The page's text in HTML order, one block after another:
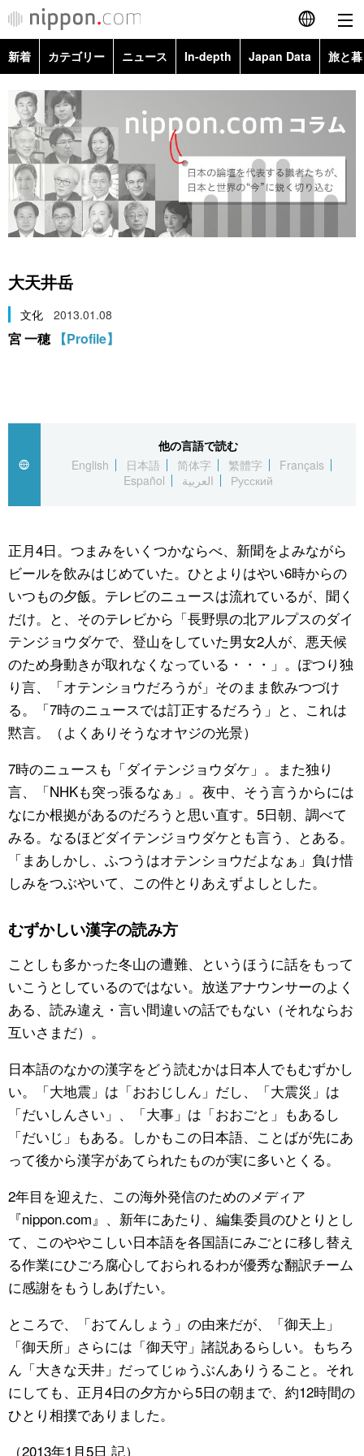
English
Français
カテゴリー
政治・外交
国際
社会
ニュース
アーカイブ
Japan Data
旅と暮らし
Images
People
東京
お知らせ
新着 カテゴリー ニュース In-depth Japan Data 旅と
政治・外交
経済・ビジネス
国際・海外
社会
暮らし
Topics
Images
People
大天井岳
文化 2013.01.08
宮 一穂 【Profile】
他の言語で読む
English
日本語 简体字 繁體字
Français
Español
العربية Русский
正月4日。つまみをいくつかならべ、新聞をよみながら
ビールを飲みはじめていた。ひとよりはやい6時からの
いつもの夕飯。テレビのニュースは流れているが、聞く
だけ。と、そのテレビから「長野県の北アルプスのダイ
テンジョウダケで、登山をしていた男女2人が、悪天候
のため身動きが取れなくなっている・・・」。ぽつり独
り言、「オテンショウだろうが」そのまま飲みつづけ
る。「7時のニュースでは訂正するだろう」と、これは
黙言。（よくありそうなオヤジの光景）
7時のニュースも「ダイテンジョウダケ」。また独り
言、「NHKも突っ張るなぁ」。夜中、そう言うからには
なにか根拠があるのだろうと思い直す。5日朝、調べて
みる。なるほどダイテンジョウダケとも言う、とある。
「まあしかし、ふつうはオテンショウだよなぁ」負け惜
しみをつぶやいて、この件とりあえずよしとした。
むずかしい漢字の読み方
ことしも多かった冬山の遭難、というほうに話をもって
いこうとしているのではない。放送アナウンサーのよく
ある、読み違え・言い間違いの話でもない（それならお
互いさまだ）。
日本語のなかの漢字をどう読むかは日本人でもむずかし
い。「大地震」は「おおじしん」だし、「大震災」は
「だいしんさい」、「大事」は「おおごと」もあるし
「だいじ」もある。しかもこの日本語、ことばが先にあ
って後から漢字があてられたものが実に多いとくる。
2年目を迎えた、この海外発信のためのメディア
『nippon.com』、新年にあたり、編集委員のひとりとし
て、このややこしい日本語を各国語にみごとに移し替え
る作業にひごろ腐心しておられるわが優秀な翻訳チーム
に感謝をもうしあげたい。
ところで、「おてんしょう」の由来だが、「御天上」
「御天所」さらには「御天守」諸説あるらしい。もちろ
ん「大きな天井」だってじゅうぶんありうること。それ
にしても、正月4日の夕方から5日の朝まで、約12時間の
ひとり相撲でありました。
（2013年1月5日 記）